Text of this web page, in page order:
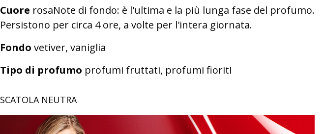
Cuore rosaNote di fondo: è l'ultima e la più lunga fase del profumo.
Persistono per circa 4 ore, a volte per l'intera giornata.
Fondo vetiver, vaniglia
Tipo di profumo profumi fruttati, profumi fioritI
SCATOLA NEUTRA